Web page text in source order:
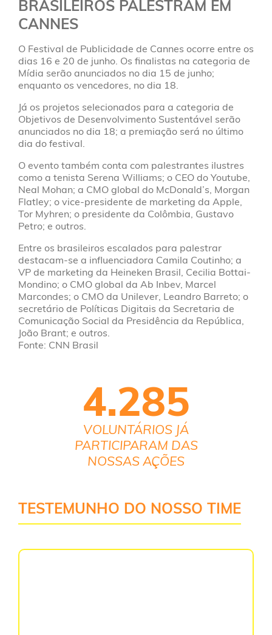
BRASILEIROS PALESTRAM EM
CANNES
O Festival de Publicidade de Cannes ocorre entre os
dias 16 e 20 de junho. Os finalistas na categoria de
Mídia serão anunciados no dia 15 de junho;
enquanto os vencedores, no dia 18.
Já os projetos selecionados para a categoria de
Objetivos de Desenvolvimento Sustentável serão
anunciados no dia 18; a premiação será no último
dia do festival.
O evento também conta com palestrantes ilustres
como a tenista Serena Williams; o CEO do Youtube,
Neal Mohan; a CMO global do McDonald’s, Morgan
Flatley; o vice-presidente de marketing da Apple,
Tor Myhren; o presidente da Colômbia, Gustavo
Petro; e outros.
Entre os brasileiros escalados para palestrar
destacam-se a influenciadora Camila Coutinho; a
VP de marketing da Heineken Brasil, Cecilia Bottai-
Mondino; o CMO global da Ab Inbev, Marcel
Marcondes; o CMO da Unilever, Leandro Barreto; o
secretário de Políticas Digitais da Secretaria de
Comunicação Social da Presidência da República,
João Brant; e outros.
Fonte: CNN Brasil
4.285
VOLUNTÁRIOS JÁ
PARTICIPARAM DAS
NOSSAS AÇÕES
TESTEMUNHO DO NOSSO TIME